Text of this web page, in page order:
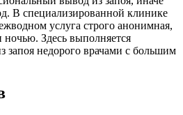
В специализированной клинике
услуга строго анонимная,
ночью. Здесь выполняется
запоя недорого врачами с большим